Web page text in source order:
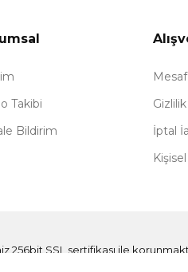
Takibi
Bildirim
İptal
256bit SSL sertifikası ile